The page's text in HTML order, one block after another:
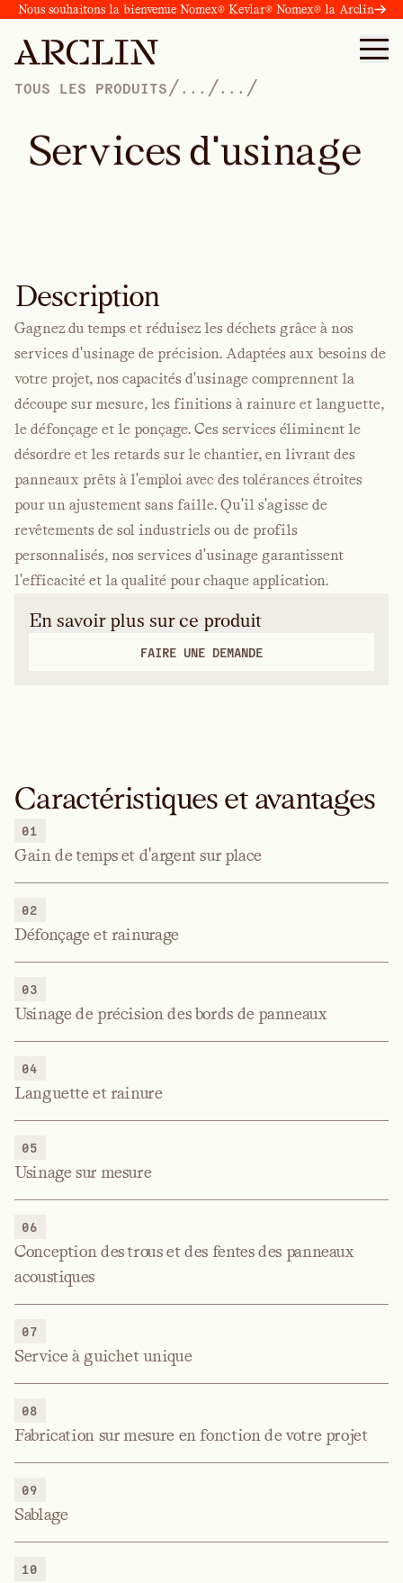
Nous souhaitons la bienvenue Nomex® Kevlar® Nomex® la Arclin
TOUS LES PRODUITS / ... /... /
Services d'usinage
Description
Gagnez du temps et réduisez les déchets grâce à nos
services d'usinage de précision. Adaptées aux besoins de
votre projet, nos capacités d'usinage comprennent la
découpe sur mesure, les finitions à rainure et languette,
le défonçage et le ponçage. Ces services éliminent le
désordre et les retards sur le chantier, en livrant des
panneaux prêts à l'emploi avec des tolérances étroites
pour un ajustement sans faille. Qu'il s'agisse de
revêtements de sol industriels ou de profils
personnalisés, nos services d'usinage garantissent
l'efficacité et la qualité pour chaque application.
En savoir plus sur ce produit
FAIRE UNE DEMANDE
Caractéristiques et avantages
01
Gain de temps et d'argent sur place
02
Défonçage et rainurage
03
Usinage de précision des bords de panneaux
04
Languette et rainure
05
Usinage sur mesure
06
Conception des trous et des fentes des panneaux
acoustiques
07
Service à guichet unique
08
Fabrication sur mesure en fonction de votre projet
09
Sablage
10